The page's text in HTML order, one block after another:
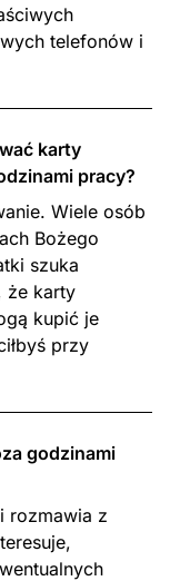
telefonów i
karty
pracy?
Wiele osób
Bożego
szuka
że karty
kupić je
przy
godzinami
rozmawia z